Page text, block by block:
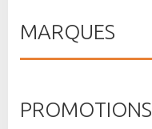
MARQUES
PROMOTIONS